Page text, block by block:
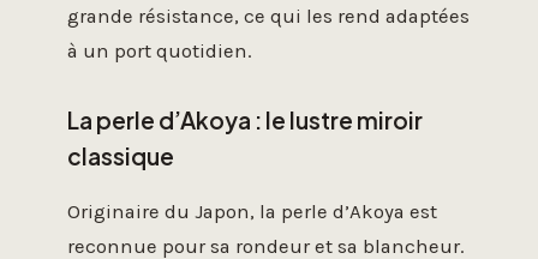
grande résistance, ce qui les rend adaptées
à un port quotidien.
La perle d’Akoya : le lustre miroir
classique
Originaire du Japon, la perle d’Akoya est
reconnue pour sa rondeur et sa blancheur.